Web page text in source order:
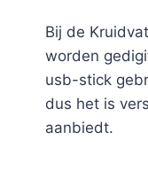
Bij de
worden
usb-stick
dus het is
aanbiedt.